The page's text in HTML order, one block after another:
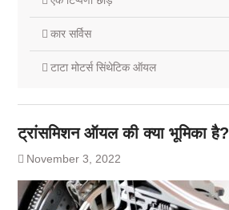
कार सर्विस
टाटा मोटर्स सिंथेटिक ऑयल
ट्रांसमिशन ऑयल की क्या भूमिका है?
November 3, 2022